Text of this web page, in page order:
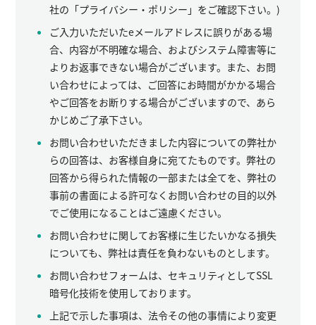
社の「プライバシー・ポリシー」をご確認下さい。)
ご入力いただいたeメールアドレスに誤りがある場
合、内容が不明確な場合、およびシステム障害等に
よりお返事できない場合がございます。また、お問
い合わせによっては、ご回答にお時間がかかる場合
やご回答をお断りする場合がございますので、あら
かじめご了承下さい。
お問い合わせいただきました内容についての弊社か
らの回答は、お客様自身に宛てたものです。弊社の
回答から得られた情報の一部または全てを、弊社の
事前の書面による許可なくお問い合わせの目的以外
でご使用になることはご遠慮ください。
お問い合わせに関してお客様に生じたいかなる損失
についても、弊社は責任を負わないものとします。
お問い合わせフォームは、セキュリティとしてSSL
暗号化技術を使用しております。
上記で示した事項は、法令その他の事情により変更